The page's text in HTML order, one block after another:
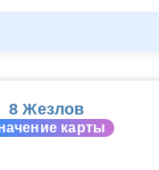
8 Жезлов
карты